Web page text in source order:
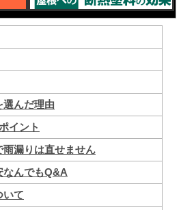
選んだ理由
イント
漏りは直せません
なんでもQ&A
いて